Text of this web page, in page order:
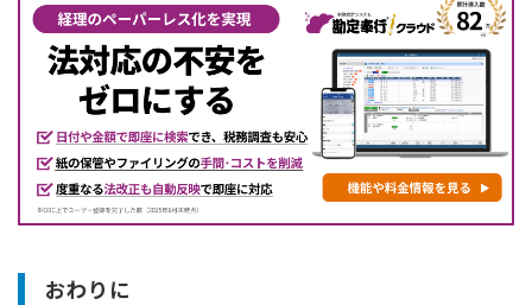
おわりに